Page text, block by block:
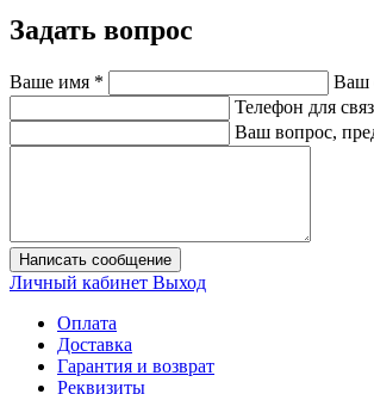
Задать вопрос
Ваше имя * Ваш
Телефон для
Ваш вопрос,
Написать сообщение
Личный кабинет Выход
Оплата
Доставка
Гарантия и возврат
Реквизиты